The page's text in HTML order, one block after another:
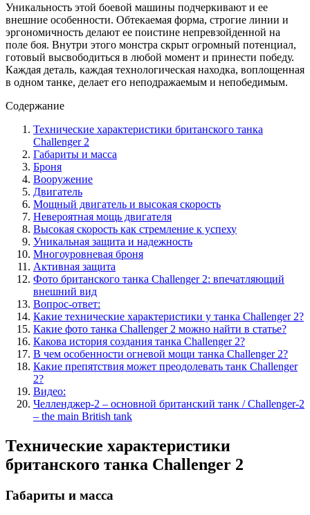
Уникальность этой боевой машины подчеркивают и ее
внешние особенности. Обтекаемая форма, строгие линии и
эргономичность делают ее поистине непревзойденной на
поле боя. Внутри этого монстра скрыт огромный потенциал,
готовый высвободиться в любой момент и принести победу.
Каждая деталь, каждая технологическая находка, воплощенная
в одном танке, делает его неподражаемым и непобедимым.
Содержание
Технические характеристики британского танка
Challenger 2
Габариты и масса
Броня
Вооружение
Двигатель
Мощный двигатель и высокая скорость
Невероятная мощь двигателя
Высокая скорость как стремление к успеху
Уникальная защита и надежность
Многоуровневая броня
Активная защита
Фото британского танка Challenger 2: впечатляющий
внешний вид
Вопрос-ответ:
Какие технические характеристики у танка Challenger 2?
Какие фото танка Challenger 2 можно найти в статье?
Какова история создания танка Challenger 2?
В чем особенности огневой мощи танка Challenger 2?
Какие препятствия может преодолевать танк Challenger
2?
Видео:
Челленджер-2 – основной британский танк / Challenger-2
– the main British tank
Технические характеристики
британского танка Challenger 2
Габариты и масса